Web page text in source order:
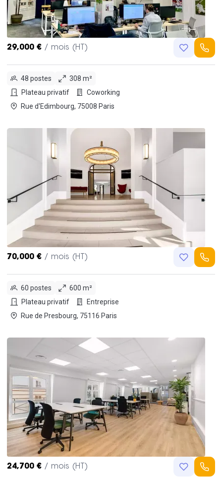
29,000 € / mois (HT)
48 postes
308 m²
Plateau privatif
Coworking
Rue d'Edimbourg, 75008 Paris
70,000 € / mois (HT)
60 postes
600 m²
Plateau privatif
Entreprise
Rue de Presbourg, 75116 Paris
24,700 € / mois (HT)